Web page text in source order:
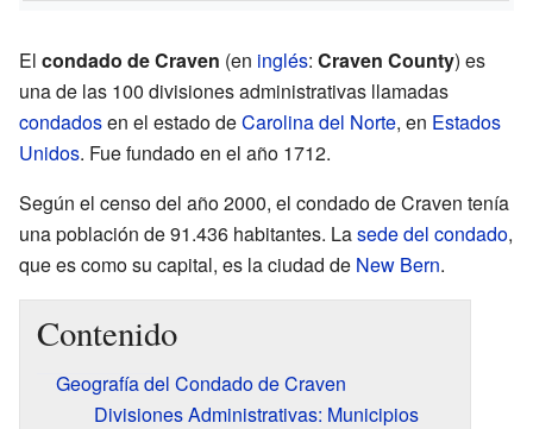
El condado de Craven (en inglés: Craven County) es
una de las 100 divisiones administrativas llamadas
condadosen el estado deCarolina del Norte, en Estados
Unidos. Fue fundado en el año 1712.
Según el censo del año 2000, el condado de Craven tenía
una población de 91.436 habitantes. Lasede del condado,
que es como su capital, es la ciudad de New Bern.
Contenido
Geografía del Condado de Craven
Divisiones Administrativas: Municipios